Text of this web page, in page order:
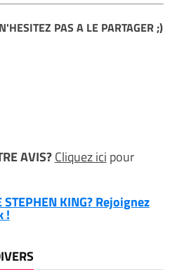
PAS A LE PARTAGER ;)
AVIS?Cliquez ici pour
STEPHEN KING? Rejoignez
!